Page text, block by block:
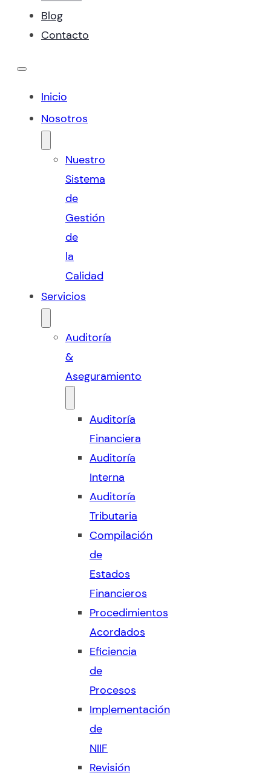
Blog
Contacto
Inicio
Nosotros
Nuestro
Sistema
de
Gestión
de
la
Calidad
Servicios
Auditoría
&
Aseguramiento
Auditoría
Financiera
Auditoría
Interna
Auditoría
Tributaria
Compilación
de
Estados
Financieros
Procedimientos
Acordados
Eficiencia
de
Procesos
Implementación
de
NIIF
Revisión